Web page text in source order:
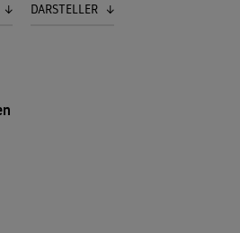
DARSTELLER